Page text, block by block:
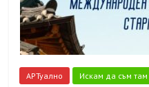
АРТуално Искам да съм там